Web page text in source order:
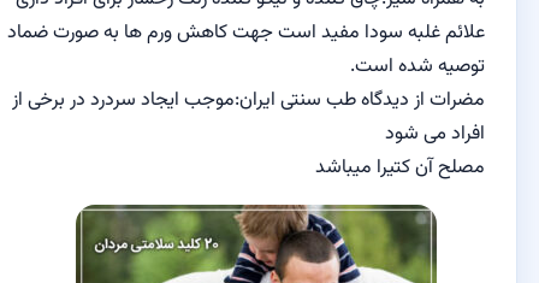
علائم غلبه سودا مفید است جهت کاهش ورم ها به صورت ضماد
توصیه شده است.
مضرات از دیدگاه طب سنتی ایران:موجب ایجاد سردرد در برخی از
افراد می شود
مصلح آن کتیرا میباشد